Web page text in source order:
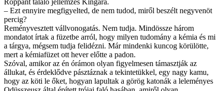
– Ezt ennyire megfigyelted, de nem tudod, miről beszélt negyvenöt
percig?
Reményvesztett vállvonogatás. Nem tudja. Mindössze három
mondatot írtak a füzetbe arról, hogy milyen tudomány a kémia és mi
a tárgya, mégsem tudja felidézni. Már mindenki kuncog körülötte,
mert a kémiafüzet ott hever előtte a padon.
Szóval, amikor az én órámon olyan figyelmesen támasztják az
állukat, és érdeklődve pásztáznak a tekintetükkel, egy nagy kamu,
hogy az köti le őket, hogyan lapultak a görög katonák a leleményes